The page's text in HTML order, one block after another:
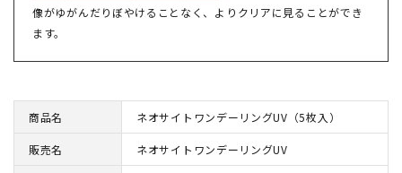
像がゆがんだりぼやけることなく、よりクリアに見ることができ
ます。
商品名 ネオサイトワンデーリングUV（5枚入）
販売名 ネオサイトワンデーリングUV